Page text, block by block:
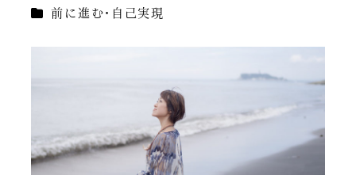
カテゴリー
前に進む・自己実現